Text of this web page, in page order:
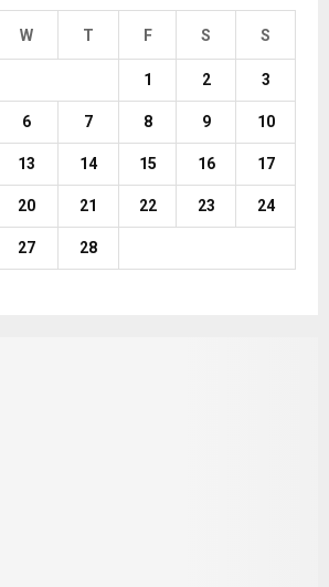
W T F S S
1 2 3
6 7 8 9 10
13 14 15 16 17
20 21 22 23 24
27
28